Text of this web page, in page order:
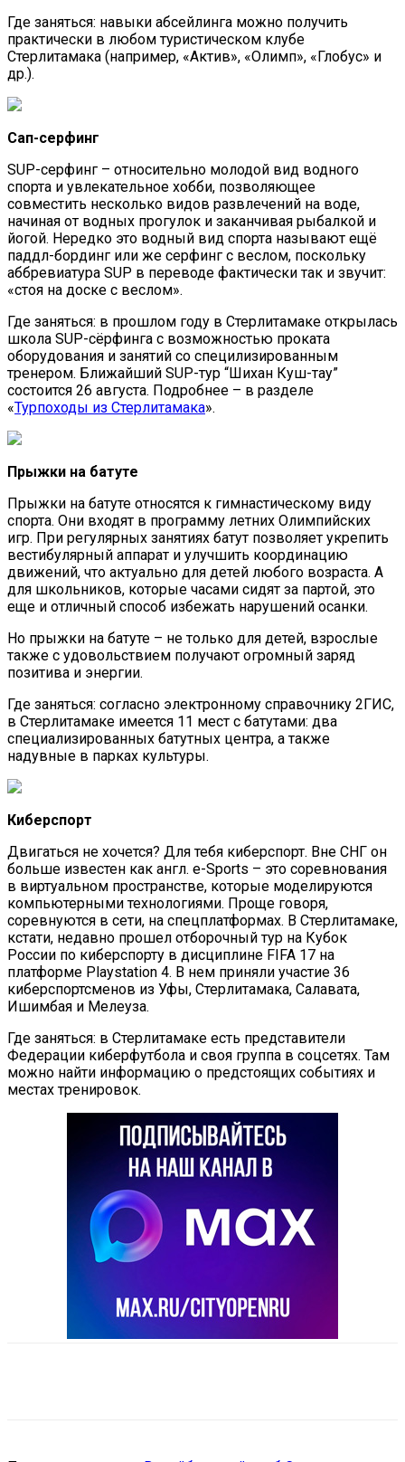
Где заняться: навыки абсейлинга можно получить
практически в любом туристическом клубе
Стерлитамака (например, «Актив», «Олимп», «Глобус» и
др.).
Сап-серфинг
SUP-серфинг – относительно молодой вид водного
спорта и увлекательное хобби, позволяющее
совместить несколько видов развлечений на воде,
начиная от водных прогулок и заканчивая рыбалкой и
йогой. Нередко это водный вид спорта называют ещё
паддл-бординг или же серфинг с веслом, поскольку
аббревиатура SUP в переводе фактически так и звучит:
«стоя на доске с веслом».
Где заняться: в прошлом году в Стерлитамаке открылась
школа SUP-сёрфинга с возможностью проката
оборудования и занятий со специлизированным
тренером. Ближайший SUP-тур “Шихан Куш-тау”
состоится 26 августа. Подробнее – в разделе
«Турпоходы из Стерлитамака».
Прыжки на батуте
Прыжки на батуте относятся к гимнастическому виду
спорта. Они входят в программу летних Олимпийских
игр. При регулярных занятиях батут позволяет укрепить
вестибулярный аппарат и улучшить координацию
движений, что актуально для детей любого возраста. А
для школьников, которые часами сидят за партой, это
еще и отличный способ избежать нарушений осанки.
Но прыжки на батуте – не только для детей, взрослые
также с удовольствием получают огромный заряд
позитива и энергии.
Где заняться: согласно электронному справочнику 2ГИС,
в Стерлитамаке имеется 11 мест с батутами: два
специализированных батутных центра, а также
надувные в парках культуры.
Киберспорт
Двигаться не хочется? Для тебя киберспорт. Вне СНГ он
больше известен как англ. e-Sports – это соревнования
в виртуальном пространстве, которые моделируются
компьютерными технологиями. Проще говоря,
соревнуются в сети, на спецплатформах. В Стерлитамаке,
кстати, недавно прошел отборочный тур на Кубок
России по киберспорту в дисциплине FIFA 17 на
платформе Playstation 4. В нем приняли участие 36
киберспортсменов из Уфы, Стерлитамака, Салавата,
Ишимбая и Мелеуза.
Где заняться: в Стерлитамаке есть представители
Федерации киберфутбола и своя группа в соцсетях. Там
можно найти информацию о предстоящих событиях и
местах тренировок.